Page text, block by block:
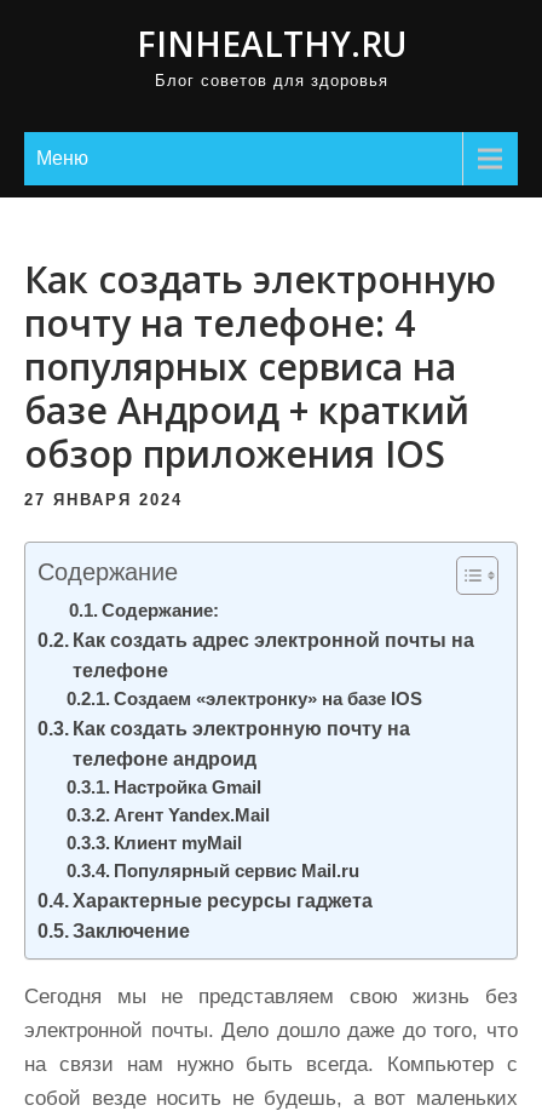
FINHEALTHY.RU
Блог советов для здоровья
Меню
Как создать электронную
почту на телефоне: 4
популярных сервиса на
базе Андроид + краткий
обзор приложения IOS
27 ЯНВАРЯ 2024
Содержание
Содержание:
Как создать адрес электронной почты на
телефоне
Создаем «электронку» на базе IOS
Как создать электронную почту на
телефоне андроид
Настройка Gmail
Агент Yandex.Mail
Клиент myMail
Популярный сервис Mail.ru
Характерные ресурсы гаджета
Заключение
Сегодня мы не представляем свою жизнь без
электронной почты. Дело дошло даже до того, что
на связи нам нужно быть всегда. Компьютер с
собой везде носить не будешь, а вот маленьких